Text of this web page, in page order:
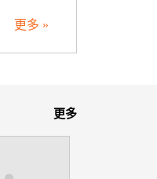
更多 »
更多